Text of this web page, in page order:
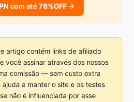
com até 76%OFF →
artigo contém links de afiliado
você assinar através dos nossos
comissão — sem custo extra
ajuda a manter o site e os testes
não é influenciada por esse